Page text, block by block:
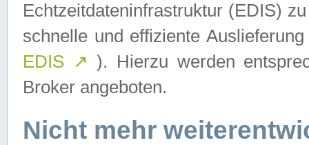
Echtzeitdateninfrastruktur (EDIS)
schnelle und effiziente
EDIS ↗ ). Hierzu werden
Broker angeboten.
Nicht mehr